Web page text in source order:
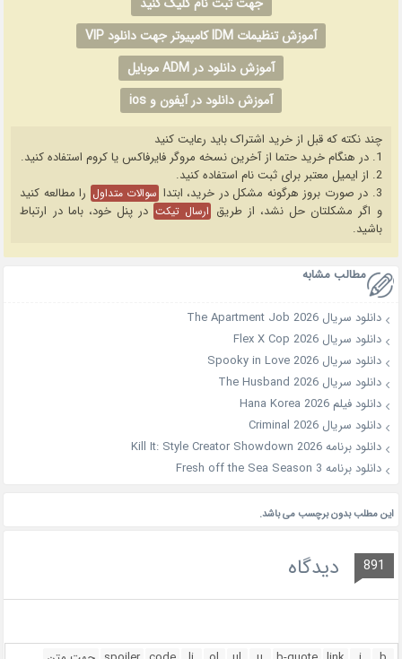
آموزش تنظیمات IDM کامپیوتر جهت دانلود VIP
آموزش دانلود در ADM موبایل
آموزش دانلود در آیفون و ios
چند نکته که قبل از خرید اشتراک باید رعایت کنید
1. در هنگام خرید حتما از آخرین نسخه مروگر فایرفاکس یا کروم استفاده کنید.
2. از ایمیل معتبر برای ثبت نام استفاده کنید.
3. در صورت بروز هرگونه مشکل در خرید، ابتدا
سوالات متداول را مطالعه کنید
و اگر مشکلتان حل نشد، از طریق ارسال تیکت در پنل خود، باما در ارتباط
باشید.
مطالب مشابه
دانلود سریال The Apartment Job 2026
دانلود سریال Flex X Cop 2026
دانلود سریال Spooky in Love 2026
دانلود سریال The Husband 2026
دانلود فیلم Hana Korea 2026
دانلود سریال Criminal 2026
دانلود برنامه Kill It: Style Creator Showdown 2026
دانلود برنامه Fresh off the Sea Season 3
این مطلب بدون برچسب می باشد.
891 دیدگاه